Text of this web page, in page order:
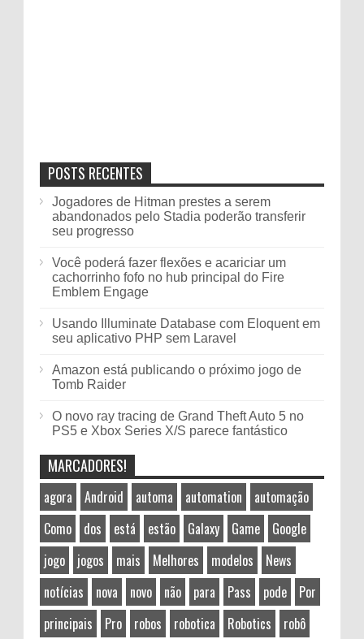
POSTS RECENTES
Jogadores de Hitman prestes a serem
abandonados pelo Stadia poderão transferir
seu progresso
Você poderá fazer flexões e acariciar um
cachorrinho fofo no hub principal do Fire
Emblem Engage
Usando Illuminate Database com Eloquent em
seu aplicativo PHP sem Laravel
Amazon está publicando o próximo jogo de
Tomb Raider
O novo ray tracing de Grand Theft Auto 5 no
PS5 e Xbox Series X/S parece fantástico
MARCADORES!
agora Android automa automation
automação
Como
dos está estão Galaxy Game
Google
jogo
jogos mais Melhores modelos
News
notícias
nova novo não para Pass pode
Por
principais
Pro robos robotica Robotics
robô